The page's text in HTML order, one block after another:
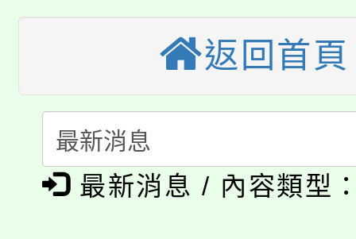
視費優惠，中低收入戶
半價優惠，詳情可洽有
者。
大園自造教育及科技中
份教師增能研習
大溪自造教育及科技
份教師研習
淨零綠生活教案入校路
會
115年食農教育專業人
程
「本色祭」8/29、30在
返回首頁
最新消息 / 內容類型